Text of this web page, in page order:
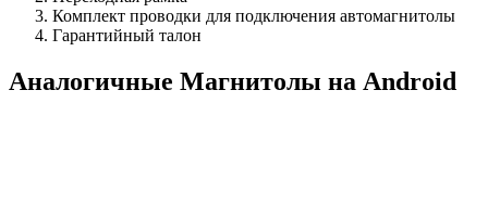
Комплект проводки для подключения автомагнитолы
Гарантийный талон
Аналогичные Магнитолы на Android